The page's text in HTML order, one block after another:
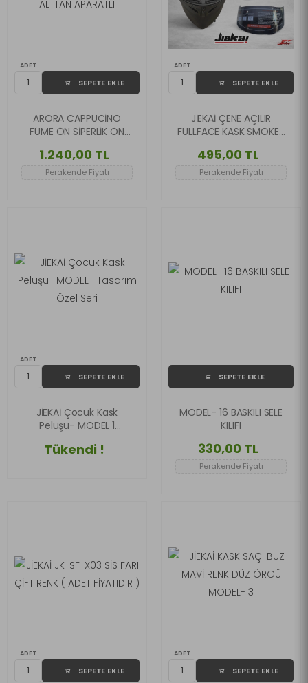
ADET
SEPETE EKLE
ARORA CAPPUCİNO
FÜME ÖN SİPERLİK ÖN
1.240,00 TL
Perakende Fiyatı
ADET
SEPETE EKLE
JİEKAİ ÇENE AÇILIR
FULLFACE KASK SMOKE-
JK306 UYUMLU
495,00 TL
Perakende Fiyatı
ADET
SEPETE EKLE
JİEKAİ Çocuk Kask
Peluşu- MODEL 1
Tükendi !
SEPETE EKLE
MODEL- 16 BASKILI SELE
KILIFI
330,00 TL
Perakende Fiyatı
ADET
SEPETE EKLE
ADET
SEPETE EKLE